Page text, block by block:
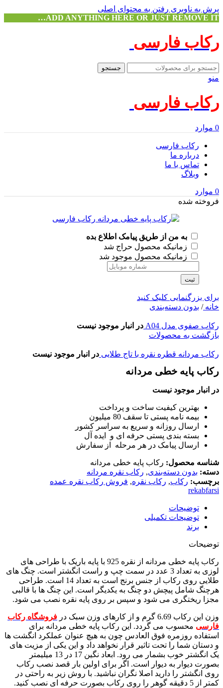
پرش به ناوبری رفتن به محتوای اصلی
ADD ANYTHING HERE OR JUST REMOVE IT…
رکاب فارسی
جستجو
منو
رکاب فارسی
0 موارد
رکاب فارسی
درباره ما
تماس با ما
وبلاگ
0 موارد
فروخته شده
به من از طریق پیامک اطلاع بده
زمانیکه محصول حراج شد
زمانیکه محصول موجود شد
ثبت
برای بزرگنمایی کلیک کنید
خانه/ بدون دسته‌بندی
رکاب صفوی مدل A04
در انبار موجود نیست
بازگشت به محصولات
رکاب مردانه قطره نقره با تاج طلایی در انبار موجود نیست
رکاب پایه خطی مردانه
در انبار موجود نیست
بهترین کیفیت ساخت و پرداخت
بیمه نامه پستی تا سقف 80 میلیون
ارسال روزانه و سریع به سراسر کشور
بسته بندی پستی حرفه ای و ایده آل
ارسال پیامک در هر مرحله از سفارش
شناسه محصول: رکاب پایه خطی مردانه
دسته: بدون دسته‌بندی, رکاب نقره مردانه
برچسب: رکاب, رکاب نقره, فروش رکاب نقره عمده
rekabfarsi
توضیحات
توضیحات تکمیلی
برند
توضیحات
رکاب پایه خطی مردانه از نقره 925 با پایه باریک با طراحی های
لوزی به تعداد 3 عدد در سمت چپ و راست انگشتر است. چنگ های
طلایی روی رکاب از جنس برنج است به تعداد 14 است. طراحی
هرچنگ شامل پیچش دو چنگ به یکدیگر است. این چنگ ها با قالبی
مجزا ریختگری می شود و سپس بر روی پایه نقره نصب می شود.
وزن این رکاب 6.69 گرم و از کارهای وزن سبک در
فروشگاه رکاب
فارسی محسوب می گردد. این رکاب پایه خطی مردانه برای
استفاده روزمره فوق العادس چون به هیچ عنوان عملکرد انگشت ها
و دستان شما را تحت تاثیر قرار نخواهد داد و این یکی از مزیت های
یک انگشتر خوب بشمار می رود. ابعاد نگین 17 در 13 میلیمتر
بصورت دیوار به دیوار است. اگر برای اولین بار قصد نصب رکاب
روی انگشتر را دارید اصلا نگران نباشید. با روش زیر به راحتی در
کمتر از 5 دقیقه گوهر را روی رکاب بصورت حرفه ای نصب کنید.